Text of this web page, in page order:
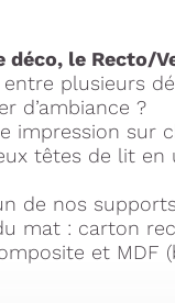
déco, le Recto/
plusieurs
d’ambiance ?
impression sur
têtes de lit en
de nos
mat : carton
et MDF